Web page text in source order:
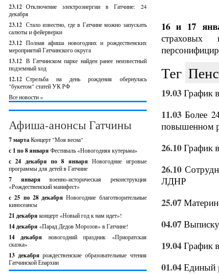
23.12 Отключение электроэнергии в Гатчине: 24
декабря
23.12 Стало известно, где в Гатчине можно запускать
салюты и фейерверки
23.12 Полная афиша новогодних и рождественских
мероприятий Гатчинского округа
13.12 В Гатчинском парке найден ранее неизвестный
подземный ход
12.12 Стрельба на день рождения обернулась
"букетом" статей УК РФ
Все новости »
Афиша-анонсы Гатчины
7 мартаКонцерт "Моя весна"
с 1 по 8 января Фестиваль «Новогодняя кутерьма»
с 24 декабря по 8 январяНовогодние игровые
программы для детей в Гатчине
7 январявоенно-историческая реконструкция
«Рождественский манифест»
c 25 по 28 декабряНовогодние благотворительные
киносеансы
21 декабря концерт «Новый год к нам идет»!
14 декабря «Парад Дедов Морозов» в Гатчине!
14 декабря новогодний праздник «Приоратская
сказка»
13 декабрярождественские образовательные чтения
Гатчинской Епархии
16 и 17
страховых
Тег
19.03 График
11.03 Более
повышенном
26.10 График
26.10
ЛДНР
25.07
04.07
19.04 График
01.04 Единый